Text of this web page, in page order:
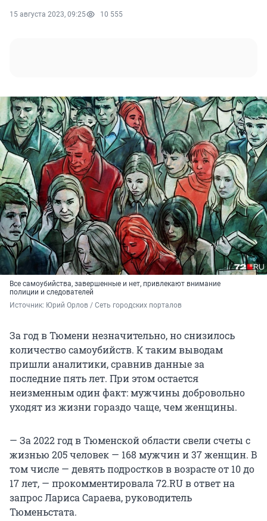
15 августа 2023, 09:25 10 555
Все самоубийства, завершенные и нет, привлекают внимание
полиции и следователей
Источник: Юрий Орлов / Сеть городских порталов
За год в Тюмени незначительно, но снизилось
количество самоубийств. К таким выводам
пришли аналитики, сравнив данные за
последние пять лет. При этом остается
неизменным один факт: мужчины добровольно
уходят из жизни гораздо чаще, чем женщины.
— За 2022 год в Тюменской области свели счеты с
жизнью 205 человек — 168 мужчин и 37 женщин. В
том числе — девять подростков в возрасте от 10 до
17 лет, — прокомментировала 72.RU в ответ на
запрос Лариса Сараева, руководитель
Тюменьстата.